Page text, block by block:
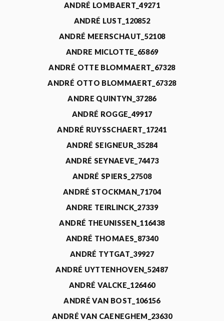
ANDRÉ LOMBAERT_49271
ANDRÉ LUST_120852
ANDRÉ MEERSCHAUT_52108
ANDRE MICLOTTE_65869
ANDRÉ OTTE BLOMMAERT_67328
ANDRÉ OTTO BLOMMAERT_67328
ANDRE QUINTYN_37286
ANDRÉ ROGGE_49917
ANDRÉ RUYSSCHAERT_17241
ANDRÉ SEIGNEUR_35284
ANDRÉ SEYNAEVE_74473
ANDRÉ SPIERS_27508
ANDRÉ STOCKMAN_71704
ANDRE TEIRLINCK_27339
ANDRÉ THEUNISSEN_116438
ANDRÉ THOMAES_87340
ANDRÉ TYTGAT_39927
ANDRÉ UYTTENHOVEN_52487
ANDRÉ VALCKE_126460
ANDRÉ VAN BOST_106156
ANDRÉ VAN CAENEGHEM_23630